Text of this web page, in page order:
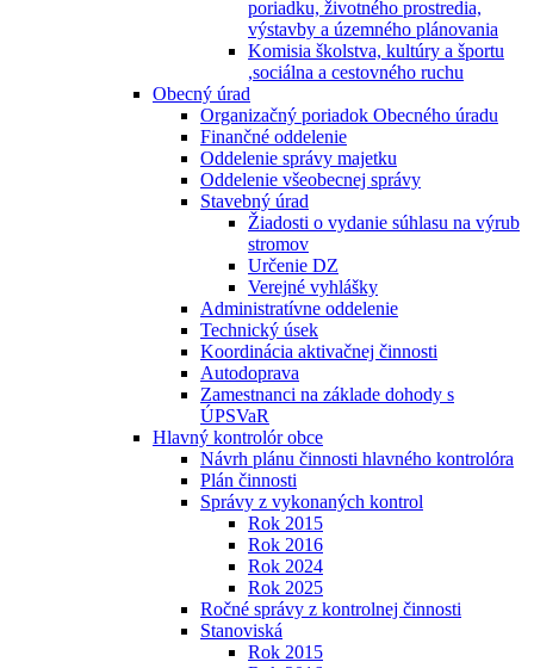
poriadku, životného prostredia,
výstavby a územného plánovania
Komisia školstva, kultúry a športu
,sociálna a cestovného ruchu
Obecný úrad
Organizačný poriadok Obecného úradu
Finančné oddelenie
Oddelenie správy majetku
Oddelenie všeobecnej správy
Stavebný úrad
Žiadosti o vydanie súhlasu na výrub
stromov
Určenie DZ
Verejné vyhlášky
Administratívne oddelenie
Technický úsek
Koordinácia aktivačnej činnosti
Autodoprava
Zamestnanci na základe dohody s
ÚPSVaR
Hlavný kontrolór obce
Návrh plánu činnosti hlavného kontrolóra
Plán činnosti
Správy z vykonaných kontrol
Rok 2015
Rok 2016
Rok 2024
Rok 2025
Ročné správy z kontrolnej činnosti
Stanoviská
Rok 2015